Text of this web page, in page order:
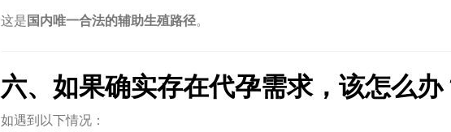
这是国内唯一合法的辅助生殖路径。
六、如果确实存在代孕需求，该怎么办
如遇到以下情况：